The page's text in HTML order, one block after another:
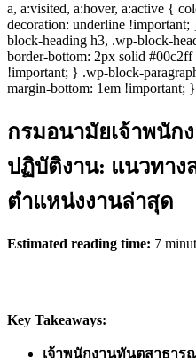
a, a:visited, a:hover, a:active {
decoration: underline
block-heading h3, .wp-block-
border-bottom: 2px solid
!important; } .wp-block-
margin-bottom: 1em !important; }
กรมอนามัยเจ้าพนั
ปฏิบัติงาน: แนวทาง
ตำแหน่งงานล่าสุด
Estimated reading time: 7
Key Takeaways:
เจ้าพนักงานทันตสาธา